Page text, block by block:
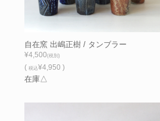
自在窯 出嶋正樹 / タンブラー
¥4,500(税別)
( 税込¥4,950 )
在庫△